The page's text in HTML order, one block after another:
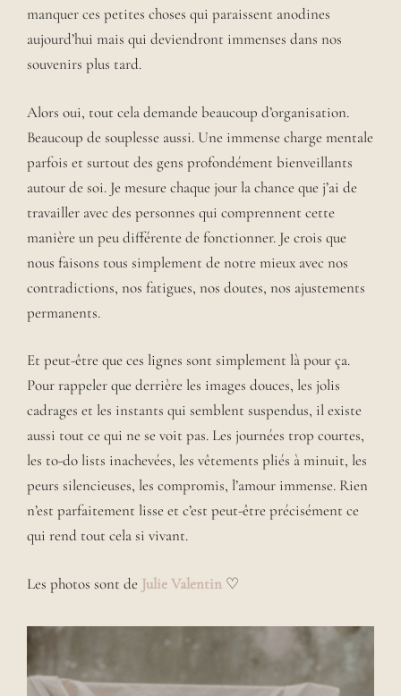
manquer ces petites choses qui paraissent anodines
aujourd’hui mais qui deviendront immenses dans nos
souvenirs plus tard.
Alors oui, tout cela demande beaucoup d’organisation.
Beaucoup de souplesse aussi. Une immense charge mentale
parfois et surtout des gens profondément bienveillants
autour de soi. Je mesure chaque jour la chance que j’ai de
travailler avec des personnes qui comprennent cette
manière un peu différente de fonctionner. Je crois que
nous faisons tous simplement de notre mieux avec nos
contradictions, nos fatigues, nos doutes, nos ajustements
permanents.
Et peut-être que ces lignes sont simplement là pour ça.
Pour rappeler que derrière les images douces, les jolis
cadrages et les instants qui semblent suspendus, il existe
aussi tout ce qui ne se voit pas. Les journées trop courtes,
les to-do lists inachevées, les vêtements pliés à minuit, les
peurs silencieuses, les compromis, l’amour immense. Rien
n’est parfaitement lisse et c’est peut-être précisément ce
qui rend tout cela si vivant.
Les photos sont de Julie Valentin ♡